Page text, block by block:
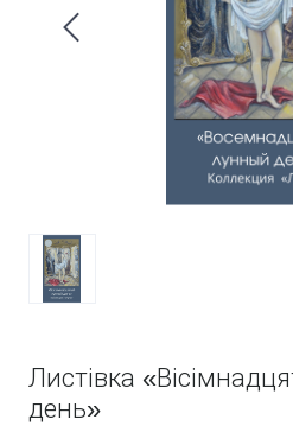
Листівка
день»